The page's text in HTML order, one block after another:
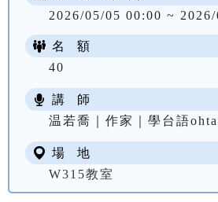
2026/05/05 00:00 ~
名 額
40
講 師
温若喬｜作家｜學台語
場 地
W315教室